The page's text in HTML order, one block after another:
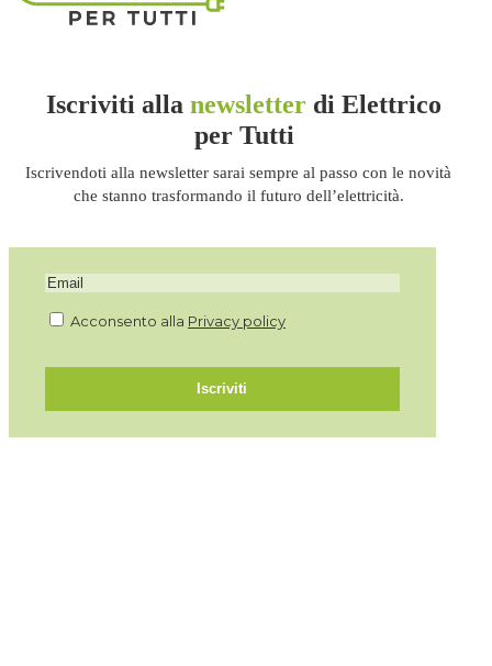
Iscriviti allanewsletter di Elettrico
per Tutti
Iscrivendoti alla newsletter sarai sempre al passo con le novità
che stanno trasformando il futuro dell’elettricità.
Acconsento alla Privacy policy
Iscriviti